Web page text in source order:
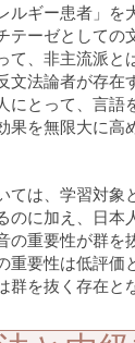
ルギー患者」を
テーゼとしての
て、非主流派と
文法論者が存在
にとって、言語
果を無限大に高
ては、学習対象
のに加え、日本
の重要性が群を
重要性は低評価
群を抜く存在と